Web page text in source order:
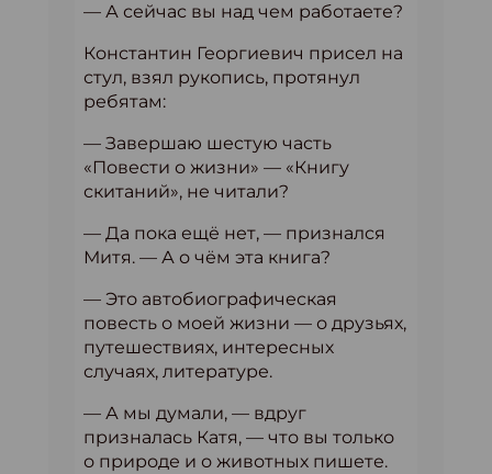
— А сейчас вы над чем работаете?
Константин Георгиевич присел на
стул, взял рукопись, протянул
ребятам:
— Завершаю шестую часть
«Повести о жизни» — «Книгу
скитаний», не читали?
— Да пока ещё нет, — признался
Митя. — А о чём эта книга?
— Это автобиографическая
повесть о моей жизни — о друзьях,
путешествиях, интересных
случаях, литературе.
— А мы думали, — вдруг
призналась Катя, — что вы только
о природе и о животных пишете.